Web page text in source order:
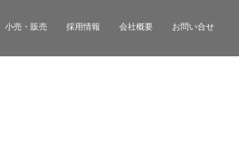
小売・販売 採用情報 会社概要 お問い合せ